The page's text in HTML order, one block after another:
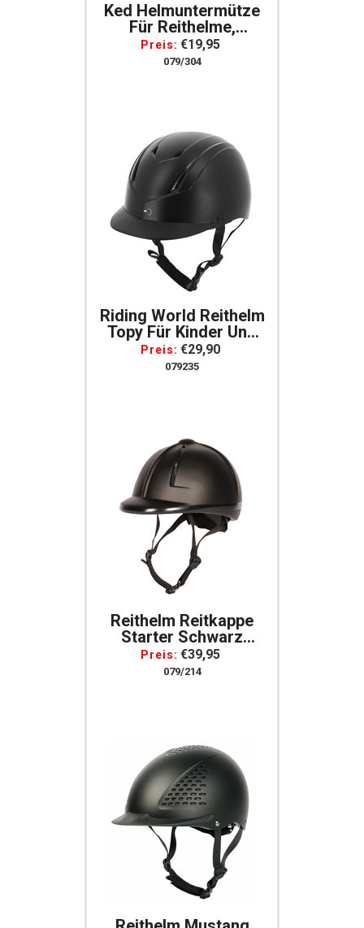
Ked Helmuntermütze
Für Reithelme,
Schihelme, Radhelme,
Motorradhelme,
Preis: €19,95
079/304
Riding World Reithelm
Topy Für Kinder Und
Erwachsene Schwarz
XS, S, M
Preis: €29,90
079235
Reithelm Reitkappe
Starter Schwarz
Verstellbar Norm VG1
Preis: €39,95
079/214